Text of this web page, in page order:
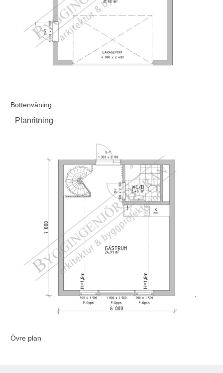
Bottenvåning
Planritning
Övre plan